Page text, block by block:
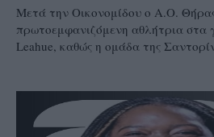
Μετά την Οικονομίδου ο Α.Ο.
πρωτοεμφανιζόμενη αθλήτρια στα
Leahue, καθώς η ομάδα της